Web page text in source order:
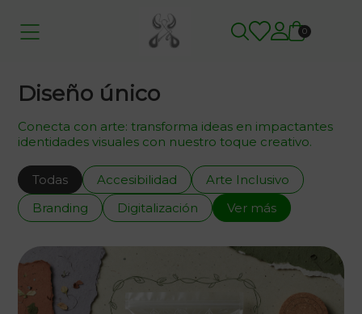
0
Diseño único
Conecta con arte: transforma ideas en impactantes
identidades visuales con nuestro toque creativo.
Todas Accesibilidad
Arte Inclusivo
Branding
Digitalización Ver más